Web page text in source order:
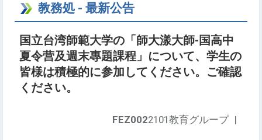
教務処 - 最新公告
国立台湾師範大学の「師大漾大師-国高中
夏令营及週末專題課程」について、学生の
皆様は積極的に参加してください。ご確認
ください。
FEZ0022101教育グループ |